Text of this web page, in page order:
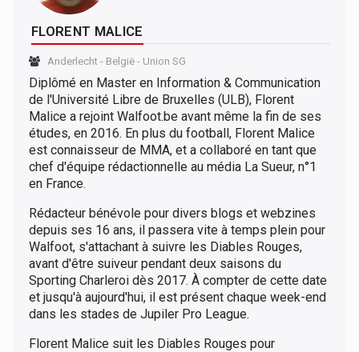
FLORENT MALICE
Anderlecht - België - Union SG
Diplômé en Master en Information & Communication
de l'Université Libre de Bruxelles (ULB), Florent
Malice a rejoint Walfoot.be avant même la fin de ses
études, en 2016. En plus du football, Florent Malice
est connaisseur de MMA, et a collaboré en tant que
chef d'équipe rédactionnelle au média La Sueur, n°1
en France.
Rédacteur bénévole pour divers blogs et webzines
depuis ses 16 ans, il passera vite à temps plein pour
Walfoot, s'attachant à suivre les Diables Rouges,
avant d'être suiveur pendant deux saisons du
Sporting Charleroi dès 2017. À compter de cette date
et jusqu'à aujourd'hui, il est présent chaque week-end
dans les stades de Jupiler Pro League.
Florent Malice suit les Diables Rouges pour